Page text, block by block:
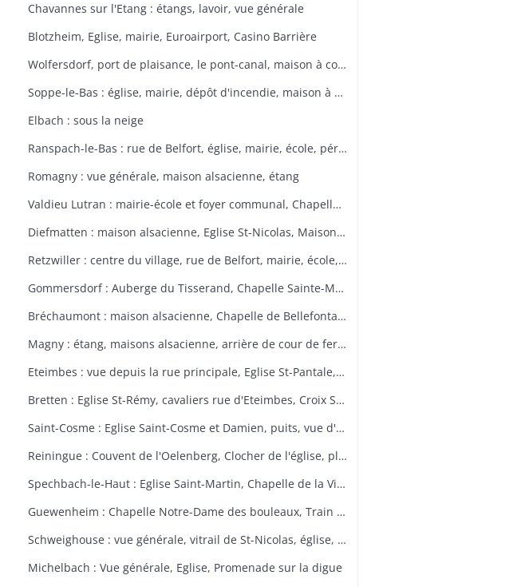
Chavannes sur l'Etang : étangs, lavoir, vue générale
Blotzheim, Eglise, mairie, Euroairport, Casino Barrière
Wolfersdorf, port de plaisance, le pont-canal, maison à colombages
Soppe-le-Bas : église, mairie, dépôt d'incendie, maison à colombages
Elbach : sous la neige
Ranspach-le-Bas : rue de Belfort, église, mairie, école, périscolaire, platanes plantés sous Napoléon
Romagny : vue générale, maison alsacienne, étang
Valdieu Lutran : mairie-école et foyer communal, Chapelle Notre Dame de la Pitié, calvaire, échelle d'écluses sens Valdieu-Retzwiller
Diefmatten : maison alsacienne, Eglise St-Nicolas, Maison natale Barthélémy Gross
Retzwiller : centre du village, rue de Belfort, mairie, école, décors floraux
Gommersdorf : Auberge du Tisserand, Chapelle Sainte-Marguerite, Calvaire rue des Tilleuls
Bréchaumont : maison alsacienne, Chapelle de Bellefontaine, rue de l'église, M.A.R.P.A. (Maison d'accueil rurale pour personne âgées)
Magny : étang, maisons alsacienne, arrière de cour de ferme
Eteimbes : vue depuis la rue principale, Eglise St-Pantale, maison alsacienne
Bretten : Eglise St-Rémy, cavaliers rue d'Eteimbes, Croix St-Eloi
Saint-Cosme : Eglise Saint-Cosme et Damien, puits, vue d'ensemble, ancien presbytère, mairie
Reiningue : Couvent de l'Oelenberg, Clocher de l'église, plan d'eau, cour de ferme
Spechbach-le-Haut : Eglise Saint-Martin, Chapelle de la Vierge, Christ du dimanche des rameaux sur l'âne, Vierge de la Pitié
Guewenheim : Chapelle Notre-Dame des bouleaux, Train de la Doller, lavoir, pierre borne, mur cimetière, Calvaire 1857 avec décorations florales
Schweighouse : vue générale, vitrail de St-Nicolas, église, la Doller
Michelbach : Vue générale, Eglise, Promenade sur la digue